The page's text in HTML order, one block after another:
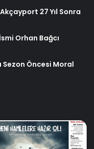
27 Yıl Sonra
Orhan Bağcı
Sezon Öncesi Moral